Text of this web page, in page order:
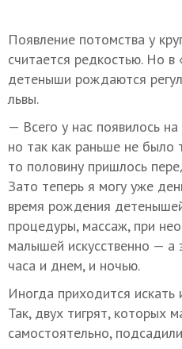
Появление потомства у
считается редкостью. Но в
детеныши рождаются
львы.
— Всего у нас появилось
но так как раньше не было
то половину пришлось
Зато теперь я могу уже
время рождения
процедуры, массаж, при
малышей искусственно —
часа и днем, и ночью.
Иногда приходится
Так, двух тигрят, которых
самостоятельно,